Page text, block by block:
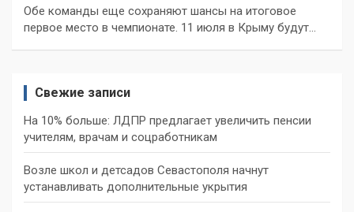
Обе команды еще сохраняют шансы на итоговое
первое место в чемпионате. 11 июля в Крыму будут…
Свежие записи
На 10% больше: ЛДПР предлагает увеличить пенсии
учителям, врачам и соцработникам
Возле школ и детсадов Севастополя начнут
устанавливать дополнительные укрытия